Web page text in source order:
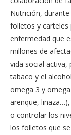
Nutrición,
folletos y carteles
enfermedad que
millones de
vida social activa,
tabaco y el
omega 3 y
arenque,
o controlar los
los folletos que